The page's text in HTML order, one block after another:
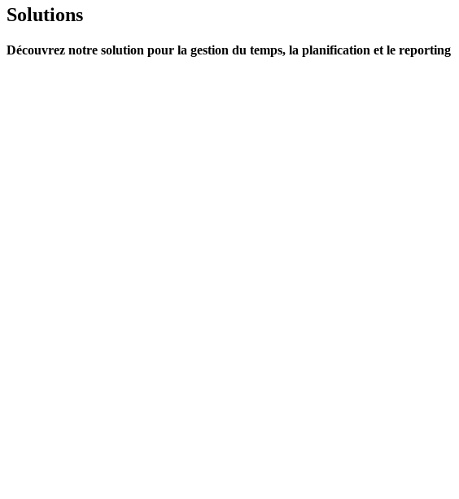
Solutions
Découvrez notre solution pour la gestion du temps, la planification et le reporting